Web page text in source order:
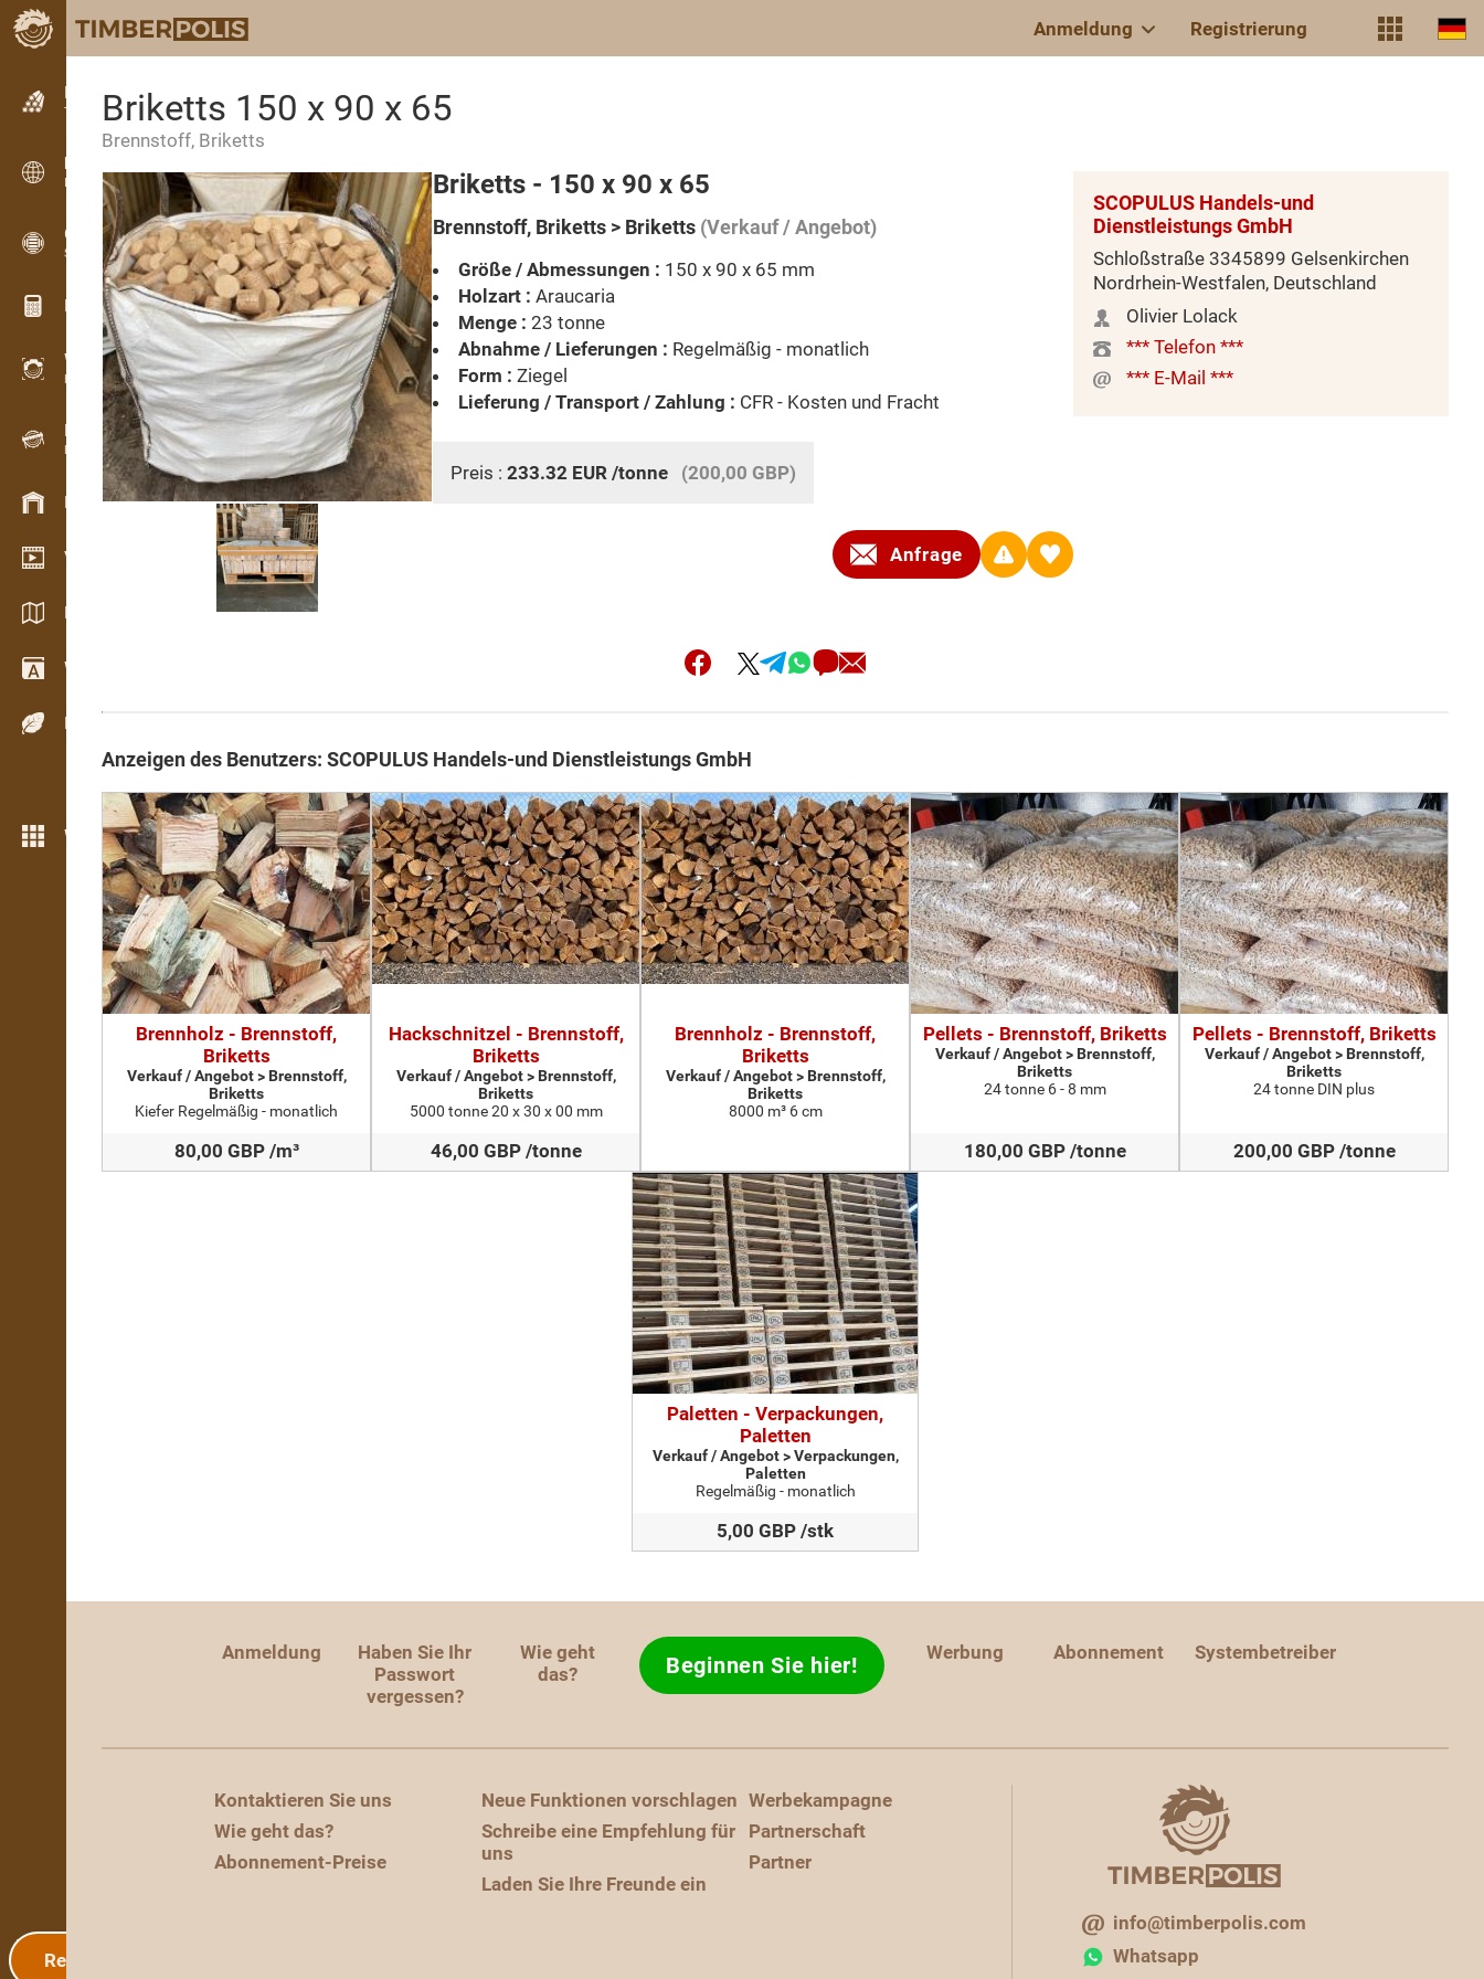
Anmeldung Registrierung
Kleinanzeigen
Textanzeigen
Kleinanzeigen
Internationale Anzeigen
OPTI-TIMB
Schnittbilder
Holz-Rechner
WoodProfi
Holzvolumen mit KI
Registriergerät
Holzbestandsaufnahme im Gelände
Bestandsmanagement
Video Showroom
Kataloge / Broschüren
Wörterbuch
Holzarten
Weitere Funktionen
Registrierung
Briketts 150 x 90 x 65
Brennstoff, Briketts
Briketts - 150 x 90 x 65
Brennstoff, Briketts > Briketts (Verkauf / Angebot)
Größe / Abmessungen : 150 x 90 x 65 mm
Holzart : Araucaria
Menge : 23 tonne
Abnahme / Lieferungen : Regelmäßig - monatlich
Form : Ziegel
Lieferung / Transport / Zahlung : CFR - Kosten und Fracht
Preis : 233.32 EUR /tonne (200,00 GBP)
Anfrage
SCOPULUS Handels-und
Dienstleistungs GmbH
Schloßstraße 3345899 Gelsenkirchen
Nordrhein-Westfalen, Deutschland
Olivier Lolack
*** Telefon ***
*** E-Mail ***
Anzeigen des Benutzers: SCOPULUS Handels-und Dienstleistungs GmbH
Brennholz - Brennstoff,
Briketts
Verkauf / Angebot > Brennstoff,
Briketts
Kiefer Regelmäßig - monatlich
80,00 GBP /m³
Hackschnitzel - Brennstoff,
Briketts
Verkauf / Angebot > Brennstoff,
Briketts
5000 tonne 20 x 30 x 00 mm
46,00 GBP /tonne
Brennholz - Brennstoff,
Briketts
Verkauf / Angebot > Brennstoff,
Briketts
8000 m³ 6 cm
Pellets - Brennstoff, Briketts
Verkauf / Angebot > Brennstoff,
Briketts
24 tonne 6 - 8 mm
180,00 GBP /tonne
Pellets - Brennstoff, Briketts
Verkauf / Angebot > Brennstoff,
Briketts
24 tonne DIN plus
200,00 GBP /tonne
Paletten - Verpackungen,
Paletten
Verkauf / Angebot > Verpackungen,
Paletten
Regelmäßig - monatlich
5,00 GBP /stk
Anmeldung
Haben Sie Ihr
Passwort
vergessen?
Wie geht
das?
Beginnen Sie hier! Werbung Abonnement Systembetreiber
Kontaktieren Sie uns
Wie geht das?
Abonnement-Preise
Neue Funktionen vorschlagen
Schreibe eine Empfehlung für
uns
Laden Sie Ihre Freunde ein
Werbekampagne
Partnerschaft
Partner
info@timberpolis.com
Whatsapp